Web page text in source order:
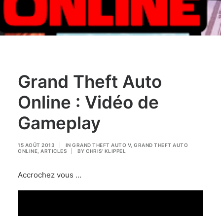
Grand Theft Auto
Online : Vidéo de
Gameplay
15 AOÛT 2013 IN GRAND THEFT AUTO V, GRAND THEFT AUTO
ONLINE ARTICLES BY CHRIS' KLIPPEL
Accrochez vous …